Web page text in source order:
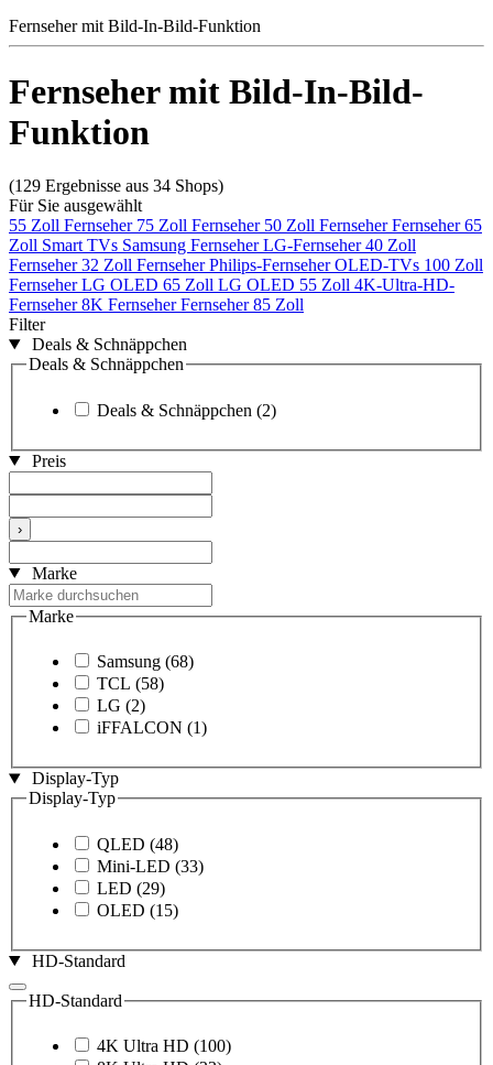
Fernseher mit Bild-In-Bild-Funktion
Fernseher mit Bild-In-Bild-
Funktion
(129 Ergebnisse aus 34 Shops)
Für Sie ausgewählt
55 Zoll Fernseher 75 Zoll Fernseher 50 Zoll FernseherFernseher 65
Zoll Smart TVs Samsung FernseherLG-Fernseher40 Zoll
Fernseher32 Zoll FernseherPhilips-FernseherOLED-TVs 100 Zoll
FernseherLG OLED 65 Zoll LG OLED 55 Zoll 4K-Ultra-HD-
Fernseher8K FernseherFernseher 85 Zoll
Filter
Deals & Schnäppchen
Deals & Schnäppchen
Deals & Schnäppchen (2)
Preis
›
Marke
Marke
Samsung (68)
TCL (58)
LG (2)
iFFALCON (1)
Display-Typ
Display-Typ
QLED (48)
Mini-LED (33)
LED (29)
OLED (15)
HD-Standard
HD-Standard
4K Ultra HD (100)